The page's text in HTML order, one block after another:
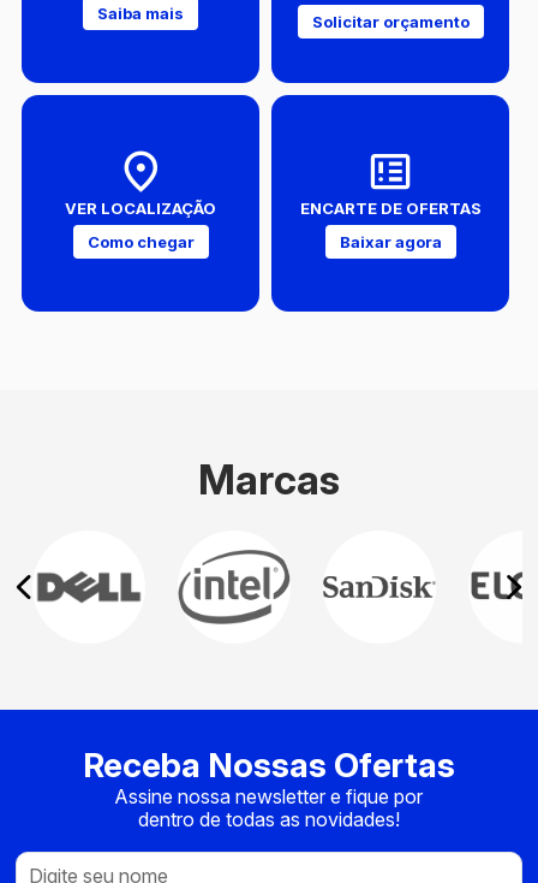
Saiba mais
Solicitar orçamento
VER LOCALIZAÇÃO
Como chegar
ENCARTE DE OFERTAS
Baixar agora
Marcas
Receba Nossas Ofertas
Assine nossa newsletter e fique por
dentro de todas as novidades!